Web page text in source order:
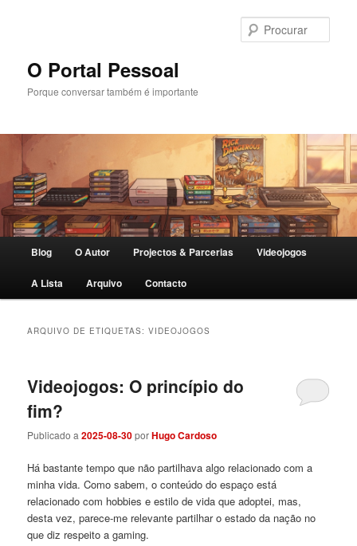
primário
secundárioO Portal Pessoal
Porque conversar também é importante
Blog O Autor Projectos & Parcerias Videojogos
A Lista Arquivo Contacto
ARQUIVO DE ETIQUETAS:VIDEOJOGOS
Videojogos: O princípio do
fim?
Publicado a2025-08-30porHugo Cardoso
Há bastante tempo que não partilhava algo relacionado com a
minha vida. Como sabem, o conteúdo do espaço está
relacionado com hobbies e estilo de vida que adoptei, mas,
desta vez, parece-me relevante partilhar o estado da nação no
que diz respeito a gaming.